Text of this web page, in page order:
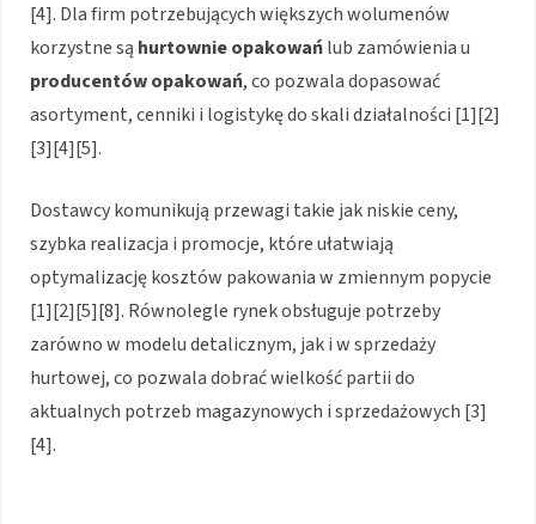
[4]. Dla firm potrzebujących większych wolumenów
korzystne są hurtownie opakowańlub zamówienia u
producentów opakowań, co pozwala dopasować
asortyment, cenniki i logistykę do skali działalności [1][2]
[3][4][5].
Dostawcy komunikują przewagi takie jak niskie ceny,
szybka realizacja i promocje, które ułatwiają
optymalizację kosztów pakowania w zmiennym popycie
[1][2][5][8]. Równolegle rynek obsługuje potrzeby
zarówno w modelu detalicznym, jak i w sprzedaży
hurtowej, co pozwala dobrać wielkość partii do
aktualnych potrzeb magazynowych i sprzedażowych [3]
[4].